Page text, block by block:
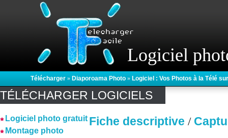
Logiciel
Télécharger » Diaporoama Photo » Logiciel : Vos Photos à la Télé
TÉLÉCHARGER LOGICIELS
Logiciel photo gratuit
Montage photo
Fiche descriptive /